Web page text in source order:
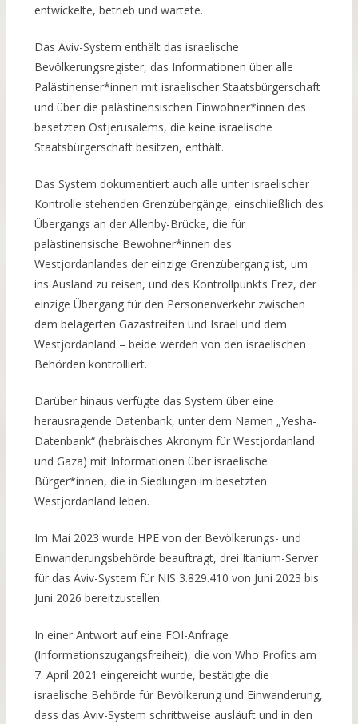
entwickelte, betrieb und wartete.
Das Aviv-System enthält das israelische
Bevölkerungsregister, das Informationen über alle
Palästinenser*innen mit israelischer Staatsbürgerschaft
und über die palästinensischen Einwohner*innen des
besetzten Ostjerusalems, die keine israelische
Staatsbürgerschaft besitzen, enthält.
Das System dokumentiert auch alle unter israelischer
Kontrolle stehenden Grenzübergänge, einschließlich des
Übergangs an der Allenby-Brücke, die für
palästinensische Bewohner*innen des
Westjordanlandes der einzige Grenzübergang ist, um
ins Ausland zu reisen, und des Kontrollpunkts Erez, der
einzige Übergang für den Personenverkehr zwischen
dem belagerten Gazastreifen und Israel und dem
Westjordanland – beide werden von den israelischen
Behörden kontrolliert.
Darüber hinaus verfügte das System über eine
herausragende Datenbank, unter dem Namen „Yesha-
Datenbank“ (hebräisches Akronym für Westjordanland
und Gaza) mit Informationen über israelische
Bürger*innen, die in Siedlungen im besetzten
Westjordanland leben.
Im Mai 2023 wurde HPE von der Bevölkerungs- und
Einwanderungsbehörde beauftragt, drei Itanium-Server
für das Aviv-System für NIS 3.829.410 von Juni 2023 bis
Juni 2026 bereitzustellen.
In einer Antwort auf eine FOI-Anfrage
(Informationszugangsfreiheit), die von Who Profits am
7. April 2021 eingereicht wurde, bestätigte die
israelische Behörde für Bevölkerung und Einwanderung,
dass das Aviv-System schrittweise ausläuft und in den